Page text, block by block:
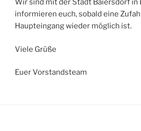
Wir sind mit der Stadt Baiersdorf in
informieren euch, sobald eine
Haupteingang wieder möglich ist.
Viele Grüße
Euer Vorstandsteam